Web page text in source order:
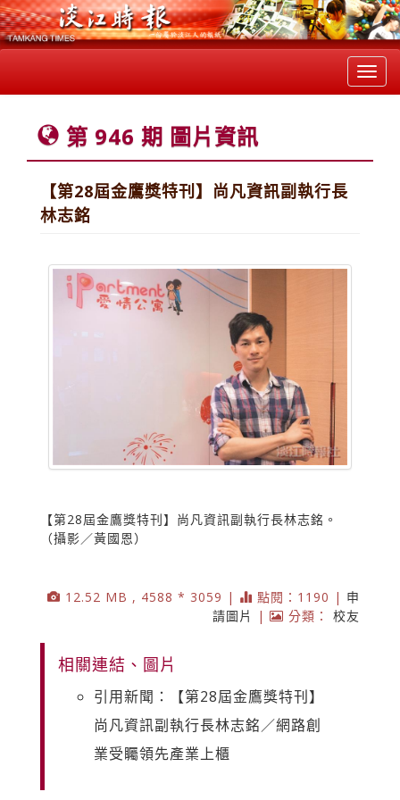
第 946 期 圖片資訊
【第28屆金鷹獎特刊】尚凡資訊副執行長
林志銘
【第28屆金鷹獎特刊】尚凡資訊副執行長林志銘。
（攝影／黃國恩）
12.52 MB , 4588 * 3059 | 點閱：1190 | 申
請圖片
| 分類： 校友
相關連結、圖片
引用新聞：【第28屆金鷹獎特刊】
尚凡資訊副執行長林志銘／網路創
業受矚領先產業上櫃